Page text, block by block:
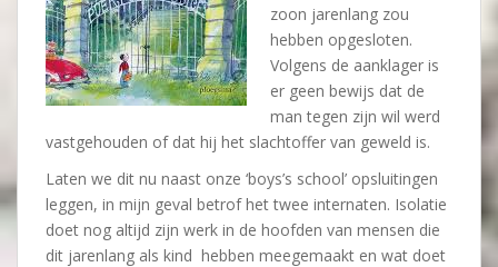
zoon jarenlang zou
hebben opgesloten.
Volgens de aanklager is
er geen bewijs dat de
man tegen zijn wil werd
vastgehouden of dat hij het slachtoffer van geweld is.
Laten we dit nu naast onze ‘boys’s school’ opsluitingen
leggen, in mijn geval betrof het twee internaten. Isolatie
doet nog altijd zijn werk in de hoofden van mensen die
dit jarenlang als kind hebben meegemaakt en wat doet